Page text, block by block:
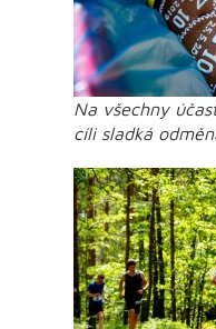
Na všechny
cíli sladká